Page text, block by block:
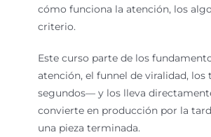
cómo funciona la atención, los
criterio.
Este curso parte de los
atención, el funnel de viralidad,
segundos— y los lleva
convierte en producción por la
una pieza terminada.